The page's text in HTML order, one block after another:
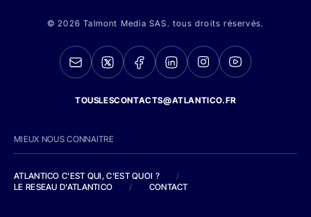
© 2026 Talmont Media SAS. tous droits réservés.
TOUSLESCONTACTS@ATLANTICO.FR
MIEUX NOUS CONNAITRE
ATLANTICO C'EST QUI, C'EST QUOI ?
/
LE RESEAU D'ATLANTICO
/ CONTACT